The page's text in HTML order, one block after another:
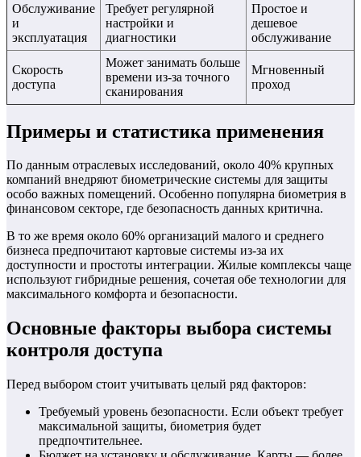
Обслуживание
и
эксплуатация
Требует регулярной
настройки и
диагностики
Простое и
дешевое
обслуживание
Скорость
доступа
Может занимать больше
времени из-за точного
сканирования
Мгновенный
проход
Примеры и статистика применения
По данным отраслевых исследований, около 40% крупных
компаний внедряют биометрические системы для защиты
особо важных помещений. Особенно популярна биометрия в
финансовом секторе, где безопасность данных критична.
В то же время около 60% организаций малого и среднего
бизнеса предпочитают картовые системы из-за их
доступности и простоты интеграции. Жилые комплексы чаще
используют гибридные решения, сочетая обе технологии для
максимального комфорта и безопасности.
Основные факторы выбора системы
контроля доступа
Перед выбором стоит учитывать целый ряд факторов:
Требуемый уровень безопасности. Если объект требует
максимальной защиты, биометрия будет
предпочтительнее.